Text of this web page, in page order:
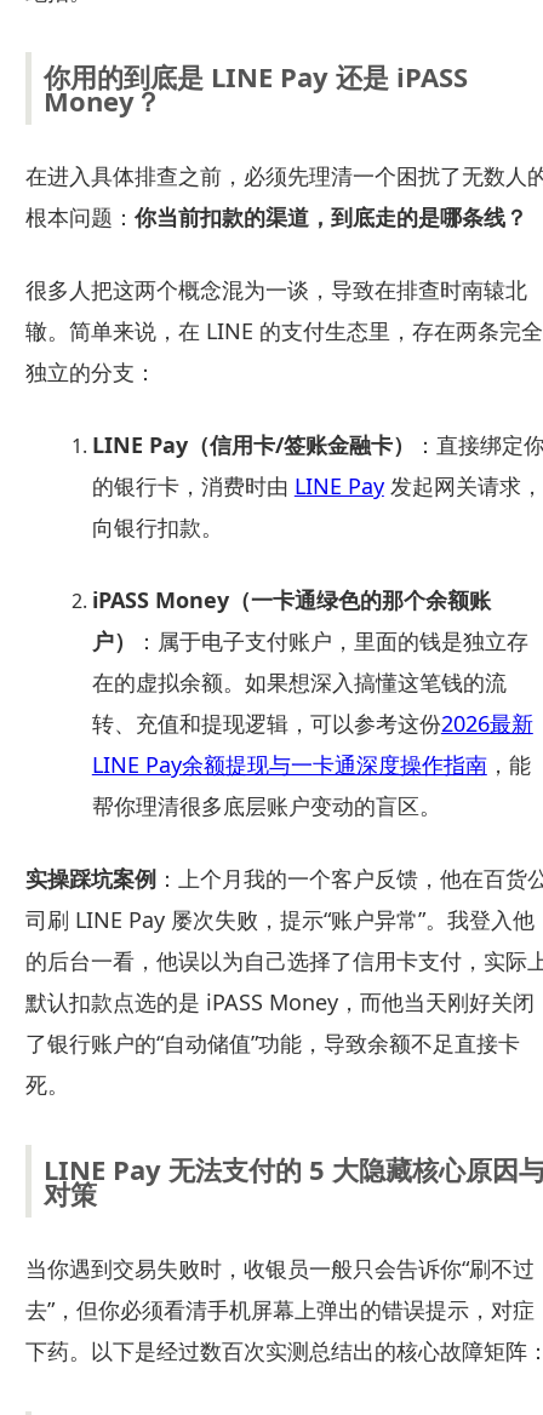
你用的到底是 LINE Pay 还是 iPASS
Money？
在进入具体排查之前，必须先理清一个困扰了无数人
根本问题： 你当前扣款的渠道，到底走的是哪条线？
很多人把这两个概念混为一谈，导致在排查时南辕北
辙。简单来说，在 LINE 的支付生态里，存在两条完全
独立的分支：
LINE Pay（信用卡/签账金融卡）
：直接绑定
的银行卡，消费时由 LINE Pay发起网关请求，
向银行扣款。
iPASS Money（一卡通绿色的那个余额账
户）
：属于电子支付账户，里面的钱是独立存
在的虚拟余额。如果想深入搞懂这笔钱的流
转、充值和提现逻辑，可以参考这份2026最新
LINE Pay余额提现与一卡通深度操作指南，能
帮你理清很多底层账户变动的盲区。
实操踩坑案例：上个月我的一个客户反馈，他在百货
司刷 LINE Pay 屡次失败，提示“账户异常”。我登入他
的后台一看，他误以为自己选择了信用卡支付，实际
默认扣款点选的是 iPASS Money，而他当天刚好关闭
了银行账户的“自动储值”功能，导致余额不足直接卡
死。
LINE Pay 无法支付的 5 大隐藏核心原因
对策
当你遇到交易失败时，收银员一般只会告诉你“刷不过
去”，但你必须看清手机屏幕上弹出的错误提示，对症
下药。以下是经过数百次实测总结出的核心故障矩阵